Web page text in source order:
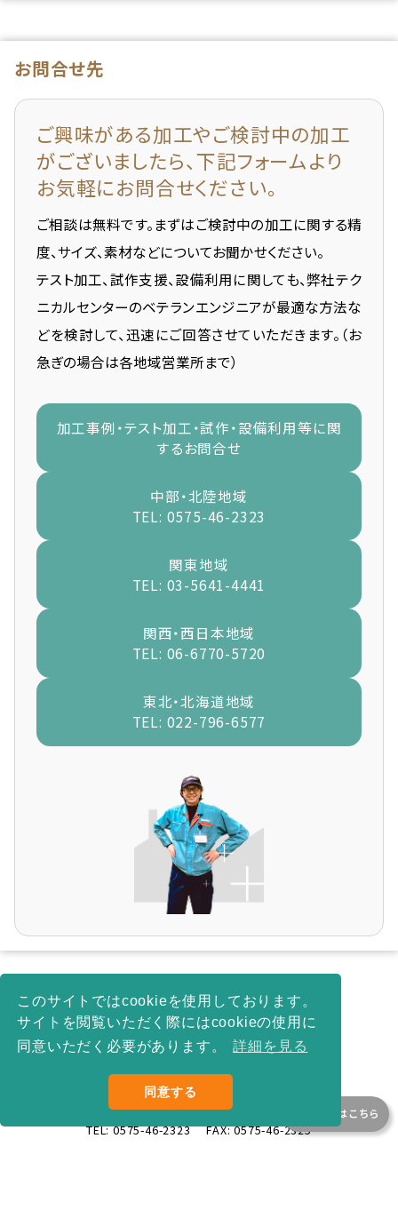
このサイトではcookieを使用しております。
サイトを閲覧いただく際にはcookieの使用に
同意いただく必要があります。
詳細を見る
同意する
お問合せはこちら
お問合せ先
ご興味がある加工やご検討中の加工
がございましたら、下記フォームより
お気軽にお問合せください。
ご相談は無料です。まずはご検討中の加工に関する精
度、サイズ、素材などについてお聞かせください。
テスト加工、試作支援、設備利用に関しても、弊社テク
ニカルセンターのベテランエンジニアが最適な方法な
どを検討して、迅速にご回答させていただきます。（お
急ぎの場合は各地域営業所まで）
加工事例・テスト加工・試作・設備利用等に関
するお問合せ
中部・北陸地域
TEL: 0575-46-2323
関東地域
TEL: 03-5641-4441
関西・西日本地域
TEL: 06-6770-5720
東北・北海道地域
TEL: 022-796-6577
501-2697 岐阜県 関市武芸川町跡部1333-1
TEL:0575-46-2323FAX:0575-46-2325